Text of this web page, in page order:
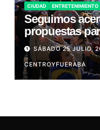
CIUDAD ENTRETENIMIENTO
Seguimos
propuestas
SÁBADO 25 JULIO,
CENTROYFUERABA